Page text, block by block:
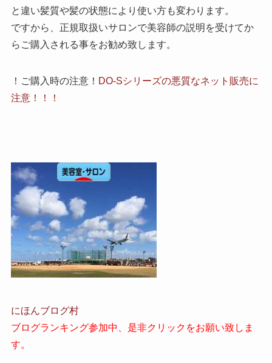
と違い髪質や髪の状態により使い方も変わります。
ですから、正規取扱いサロンで美容師の説明を受けてか
らご購入される事をお勧め致します。
！ご購入時の注意！ DO-Sシリーズの悪質なネット販売に
注意！！！
にほんブログ村
ブログランキング参加中、是非クリックをお願い致しま
す。